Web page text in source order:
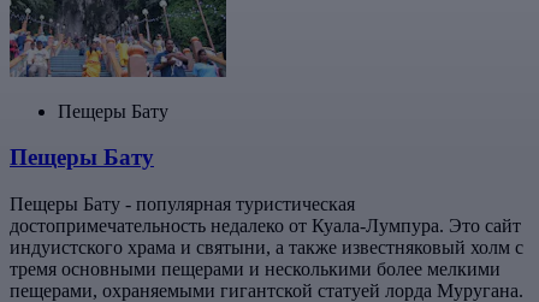
Пещеры Бату
Пещеры Бату
Пещеры Бату - популярная туристическая
достопримечательность недалеко от Куала-Лумпура. Это сайт
индуистского храма и святыни, а также известняковый холм с
тремя основными пещерами и несколькими более мелкими
пещерами, охраняемыми гигантской статуей лорда Муругана.